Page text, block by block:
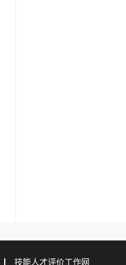
技能人才评价工作网